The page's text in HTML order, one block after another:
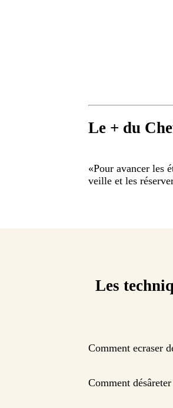
Le + du
«Pour avancer les
veille et les
Les
Comment ecraser
Comment